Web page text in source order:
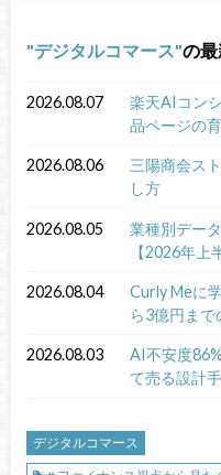
デジタルコマース の
2026.08.07
楽天AIコン
品ページの
2026.08.06
三陽商会ス
し方
2026.08.05
業種別デー
【2026年上
2026.08.04
Curly Meに
ら3億円ま
2026.08.03
AI不安度
て売る設計
デジタルコマース